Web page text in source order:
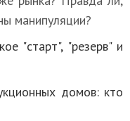
манипуляции?
"старт", "резерв" и
домов: кто